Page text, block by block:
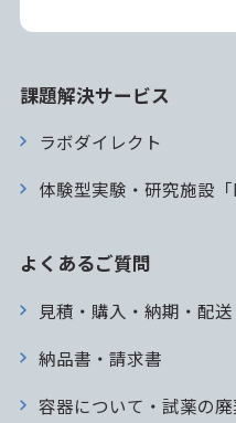
課題解決サービス
ラボダイレクト
体験型実験・研究施設「
よくあるご質問
見積・購入・納期・配送
納品書・請求書
容器について・試薬の廃